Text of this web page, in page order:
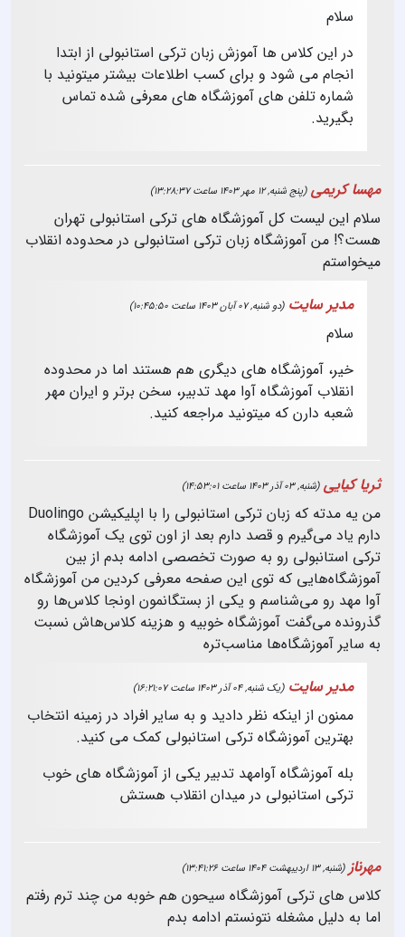
سلام
در این کلاس ها آموزش زبان ترکی استانبولی از ابتدا
انجام می شود و برای کسب اطلاعات بیشتر میتونید با
شماره تلفن های آموزشگاه های معرفی شده تماس
بگیرید.
مهسا کریمی (پنج شنبه, 12 مهر 1403 ساعت 13:28:37)
سلام این لیست کل آموزشگاه های ترکی استانبولی تهران
هست؟! من آموزشگاه زبان ترکی استانبولی در محدوده انقلاب
میخواستم
مدیر سایت (دو شنبه, 07 آبان 1403 ساعت 10:45:50)
سلام
خیر، آموزشگاه های دیگری هم هستند اما در محدوده
انقلاب آموزشگاه آوا مهد تدبیر، سخن برتر و ایران مهر
شعبه دارن که میتونید مراجعه کنید.
ثریا کیایی (شنبه, 03 آذر 1403 ساعت 14:53:01)
من یه مدته که زبان ترکی استانبولی را با اپلیکیشن Duolingo
دارم یاد می‌گیرم و قصد دارم بعد از اون توی یک آموزشگاه
ترکی استانبولی رو به صورت تخصصی ادامه بدم از بین
آموزشگاه‌هایی که توی این صفحه معرفی کردین من آموزشگاه
آوا مهد رو می‌شناسم و یکی از بستگانمون اونجا کلاس‌ها رو
گذرونده می‌گفت آموزشگاه خوبیه و هزینه کلاس‌هاش نسبت
به سایر آموزشگاه‌ها مناسب‌تره
مدیر سایت (یک شنبه, 04 آذر 1403 ساعت 16:21:07)
ممنون از اینکه نظر دادید و به سایر افراد در زمینه انتخاب
بهترین آموزشگاه ترکی استانبولی کمک می کنید.
بله آموزشگاه آوامهد تدبیر یکی از آموزشگاه های خوب
ترکی استانبولی در میدان انقلاب هستش
مهرناز (شنبه, 13 اردیبهشت 1404 ساعت 13:41:26)
کلاس های ترکی آموزشگاه سیحون هم خوبه من چند ترم رفتم
اما به دلیل مشغله نتونستم ادامه بدم